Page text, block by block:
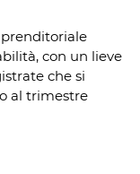
con un lieve
che si
al trimestre